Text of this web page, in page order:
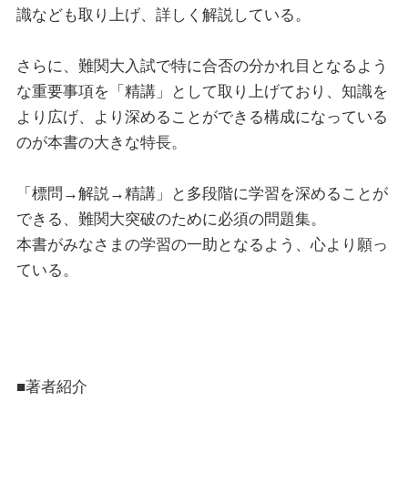
識なども取り上げ、詳しく解説している。
さらに、難関大入試で特に合否の分かれ目となるよう
な重要事項を「精講」として取り上げており、知識を
より広げ、より深めることができる構成になっている
のが本書の大きな特長。
「標問→解説→精講」と多段階に学習を深めることが
できる、難関大突破のために必須の問題集。
本書がみなさまの学習の一助となるよう、心より願っ
ている。
■著者紹介